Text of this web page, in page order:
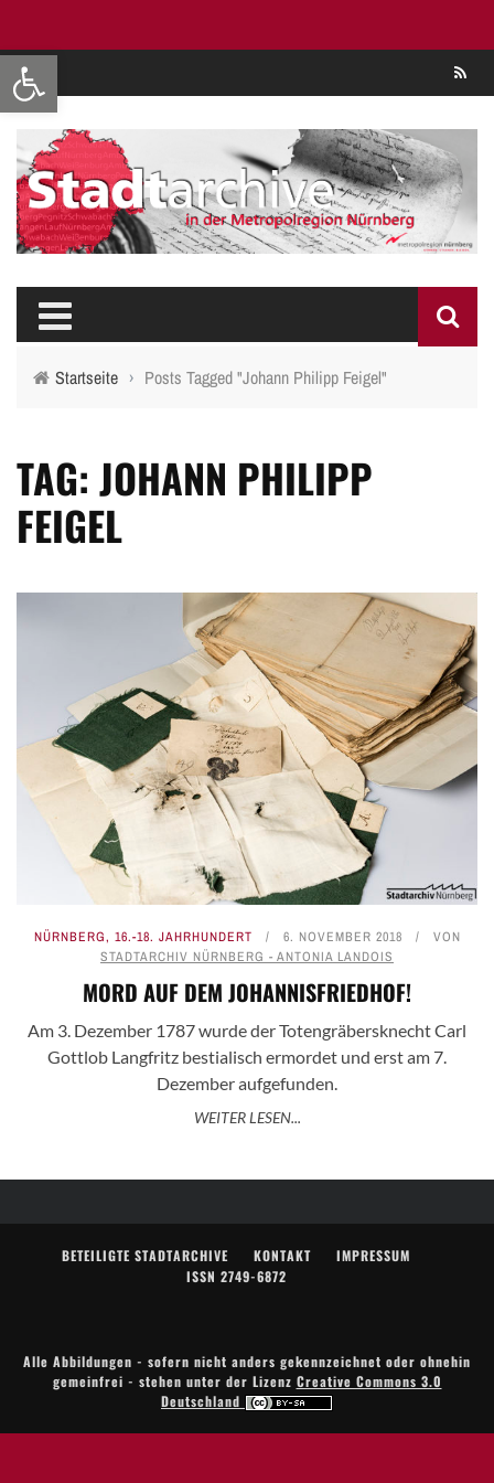
Werkzeugleiste öffnen
Startseite › Posts Tagged "Johann Philipp Feigel"
TAG: JOHANN PHILIPP
FEIGEL
NÜRNBERG, 16.-18. JAHRHUNDERT 6. NOVEMBER 2018
VON
STADTARCHIV NÜRNBERG - ANTONIA LANDOIS
MORD AUF DEM JOHANNISFRIEDHOF!
Am 3. Dezember 1787 wurde der Totengräbersknecht Carl
Gottlob Langfritz bestialisch ermordet und erst am 7.
Dezember aufgefunden.
WEITER LESEN...
BETEILIGTE STADTARCHIVE KONTAKT
IMPRESSUM
ISSN 2749-6872
Alle Abbildungen - sofern nicht anders gekennzeichnet oder ohnehin
gemeinfrei - stehen unter der Lizenz Creative Commons 3.0
Deutschland